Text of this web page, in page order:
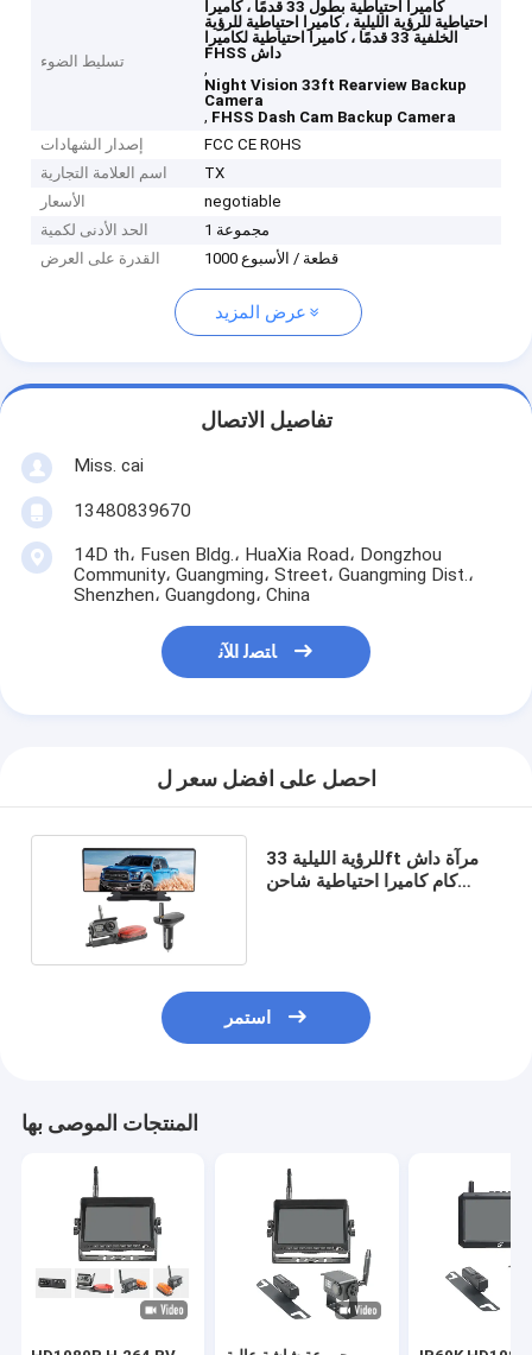
تسليط الضوء
كاميرا احتياطية بطول 33 قدمًا ، كاميرا
احتياطية للرؤية الليلية ، كاميرا احتياطية للرؤية
الخلفية 33 قدمًا ، كاميرا احتياطية لكاميرا
FHSS داش
,
Night Vision 33ft Rearview Backup
Camera
, FHSS Dash Cam Backup Camera
إصدار الشهادات
FCC CE ROHS
اسم العلامة التجارية
TX
الأسعار
negotiable
الحد الأدنى لكمية
1 مجموعة
القدرة على العرض
1000 قطعة / الأسبوع
عرض المزيد
تفاصيل الاتصال
Miss. cai
13480839670
14D th، Fusen Bldg.، HuaXia Road، Dongzhou
Community، Guangming، Street، Guangming Dist.،
Shenzhen، Guangdong، China
ﺎﺘﺼﻟ ﺍﻶﻧ
احصل على افضل سعر ل
للرؤية الليلية 33ft مرآة داش
كام كاميرا احتياطية شاحن
استمر
المنتجات الموصى بها